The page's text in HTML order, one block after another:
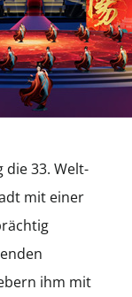
die 33. Welt-
mit einer
ihm mit